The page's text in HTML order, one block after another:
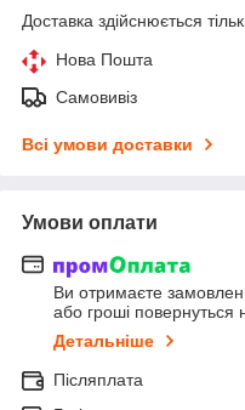
Доставка здійснюється
Нова Пошта
Самовивіз
Всі умови доставки
Умови оплати
Ви отримаєте
або гроші повернуться
Детальніше
Післяплата